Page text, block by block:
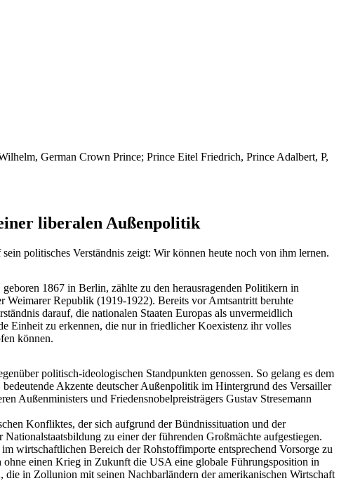
German Crown Prince; Prince Eitel Friedrich, Prince Adalbert, P,
liberalen Außenpolitik
politisches Verständnis zeigt: Wir können heute noch von ihm lernen.
geboren 1867 in Berlin, zählte zu den herausragenden Politikern in
Weimarer Republik (1919-1922). Bereits vor Amtsantritt beruhte
darauf, die nationalen Staaten Europas als unvermeidlich
Einheit zu erkennen, die nur in friedlicher Koexistenz ihr volles
können.
politisch-ideologischen Standpunkten genossen. So gelang es dem
Akzente deutscher Außenpolitik im Hintergrund des Versailler
Außenministers und Friedensnobelpreisträgers Gustav Stresemann
Konfliktes, der sich aufgrund der Bündnissituation und der
zu einer der führenden Großmächte aufgestiegen.
wirtschaftlichen Bereich der Rohstoffimporte entsprechend Vorsorge zu
einen Krieg in Zukunft die USA eine globale Führungsposition in
in Zollunion mit seinen Nachbarländern der amerikanischen Wirtschaft